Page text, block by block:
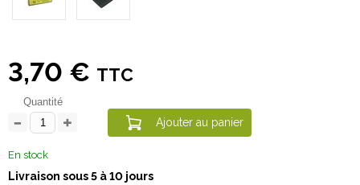
3,70 € TTC
Quantité
Ajouter au panier
En stock
Livraison sous 5 à 10 jours